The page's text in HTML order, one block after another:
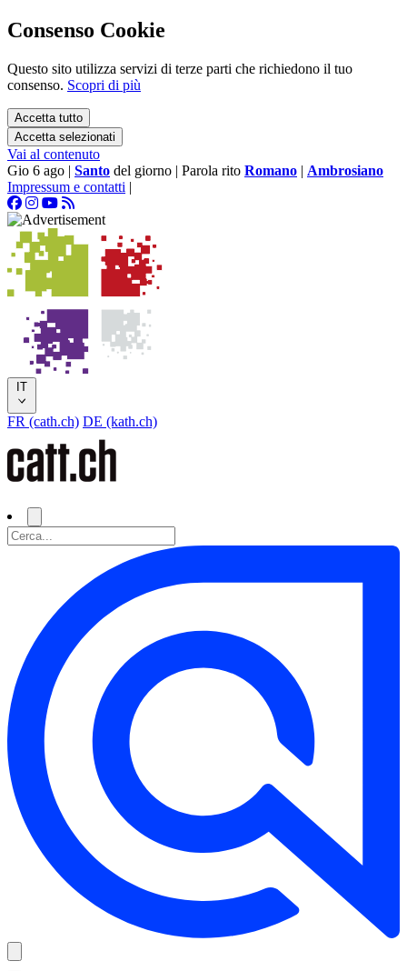
Consenso Cookie
Questo sito utilizza servizi di terze parti che richiedono il tuo
consenso. Scopri di più
Accetta tutto
Accetta selezionati
Vai al contenuto
Gio 6 ago | Santo del giorno | Parola rito Romano | Ambrosiano
Impressum e contatti |
IT
FR (cath.ch) DE (kath.ch)